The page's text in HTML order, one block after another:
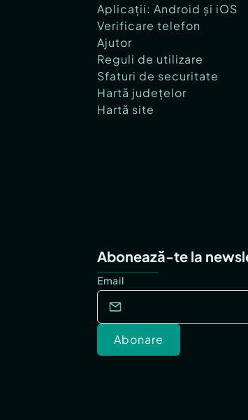
Aplicații: Android și iOS
Verificare telefon
Ajutor
Reguli de utilizare
Sfaturi de securitate
Hartă județelor
Hartă site
Abonează-te la
Email
Abonare